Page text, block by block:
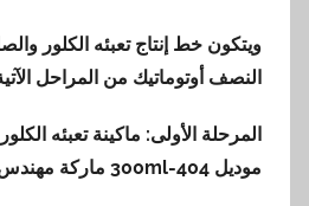
ويتكون خط إنتاج تعبئه الكلور
النصف أوتوماتيك من المراحل
المرحلة الأولى: ماكينة تعبئه
موديل 404-300ml ماركة